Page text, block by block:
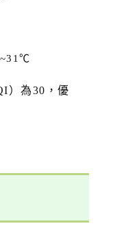
）為30，優